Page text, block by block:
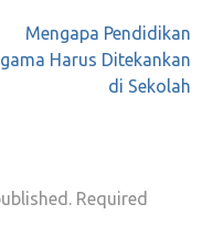
Mengapa Pendidikan
Harus Ditekankan
di Sekolah
Required